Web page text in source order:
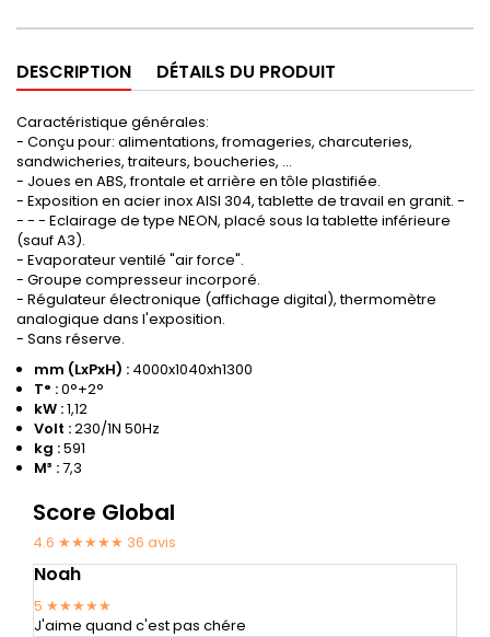
DESCRIPTION DÉTAILS DU PRODUIT
Caractéristique générales:
- Conçu pour: alimentations, fromageries, charcuteries,
sandwicheries, traiteurs, boucheries, ...
- Joues en ABS, frontale et arrière en tôle plastifiée.
- Exposition en acier inox AISI 304, tablette de travail en granit. -
- - - Eclairage de type NEON, placé sous la tablette inférieure
(sauf A3).
- Evaporateur ventilé "air force".
- Groupe compresseur incorporé.
- Régulateur électronique (affichage digital), thermomètre
analogique dans l'exposition.
- Sans réserve.
mm (LxPxH) : 4000x1040xh1300
T° :0°+2°
kW :1,12
Volt :230/1N 50Hz
kg :591
M³ :7,3
Score Global
4.6 ★★★★★ 36 avis
Noah
5 ★★★★★
J'aime quand c'est pas chére